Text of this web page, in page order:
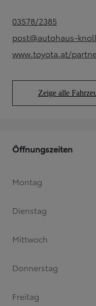
03578/2385(Opens in new
post@autohaus-
(Opens
www.toyota.at/
Zeige alle
Öffnungszeiten
Montag
Dienstag
Mittwoch
Donnerstag
Freitag